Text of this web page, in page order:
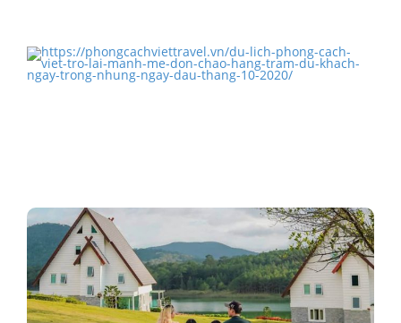
THUÊ XE CỦA PHONG CÁCH VIỆT TRAVEL MÙA DỊCH
COVID -…
Du Lịch Phong Cách Việt trở lại mạnh mẽ, đón chào…